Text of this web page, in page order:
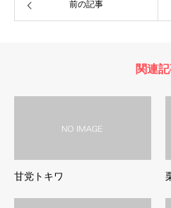
前の記事
関連
甘党トキワ